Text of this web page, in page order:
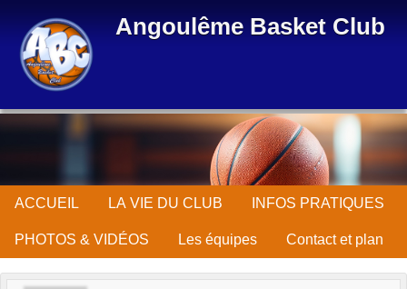
Angoulême Basket Club
ACCUEIL LA VIE DU CLUB INFOS PRATIQUES
PHOTOS & VIDÉOS Les équipes Contact et plan